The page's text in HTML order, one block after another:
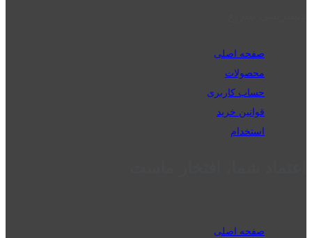
صفحه اصلی
محصولات
حساب کاربری
قوانین خرید
استخدام
صفحه اصلی